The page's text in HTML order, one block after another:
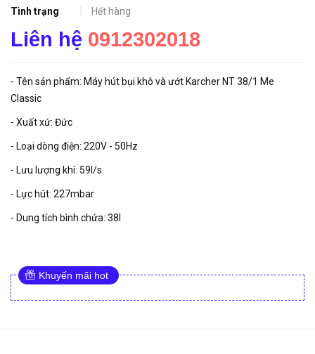
Tình trạng
Hết hàng
Liên hệ 0912302018
- Tên sản phẩm: Máy hút bụi khô và ướt Karcher NT 38/1 Me
Classic
- Xuất xứ: Đức
- Loại dòng điện: 220V - 50Hz
- Lưu lượng khí: 59l/s
- Lực hút: 227mbar
- Dung tích bình chứa: 38l
Khuyến mãi hot